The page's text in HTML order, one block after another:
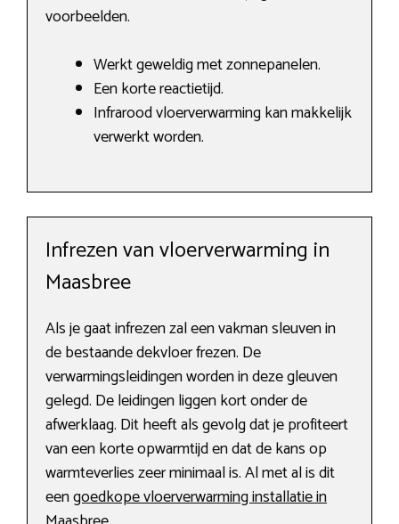
voorbeelden.
Werkt geweldig met zonnepanelen.
Een korte reactietijd.
Infrarood vloerverwarming kan makkelijk
verwerkt worden.
Infrezen van vloerverwarming in
Maasbree
Als je gaat infrezen zal een vakman sleuven in
de bestaande dekvloer frezen. De
verwarmingsleidingen worden in deze gleuven
gelegd. De leidingen liggen kort onder de
afwerklaag. Dit heeft als gevolg dat je profiteert
van een korte opwarmtijd en dat de kans op
warmteverlies zeer minimaal is. Al met al is dit
eengoedkope vloerverwarming installatie in